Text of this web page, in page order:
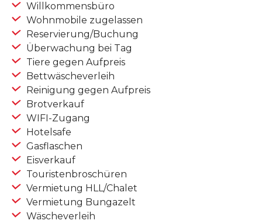
Willkommensbüro
Wohnmobile zugelassen
Reservierung/Buchung
Überwachung bei Tag
Tiere gegen Aufpreis
Bettwäscheverleih
Reinigung gegen Aufpreis
Brotverkauf
WIFI-Zugang
Hotelsafe
Gasflaschen
Eisverkauf
Touristenbroschüren
Vermietung HLL/Chalet
Vermietung Bungazelt
Wäscheverleih